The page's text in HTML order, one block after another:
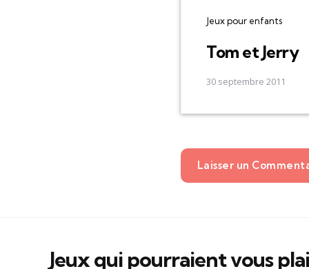
Jeux pour enfants
Tom et Jerry
30 septembre 2011
Laisser un
Jeux qui pourraient vous